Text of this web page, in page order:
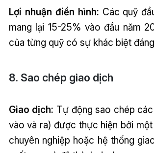
Lợi nhuận điển hình: Các quỹ
mang lại 15-25% vào đầu năm
của từng quỹ có sự khác biệt
8. Sao chép giao dịch
Giao dịch: Tự động sao chép
vào và ra) được thực hiện bởi
chuyên nghiệp hoặc hệ thống